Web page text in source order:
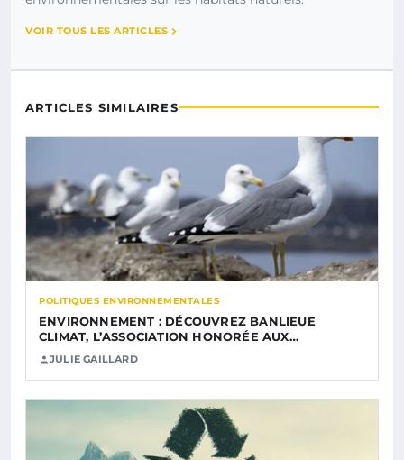
VOIR TOUS LES ARTICLES
ARTICLES SIMILAIRES
POLITIQUES ENVIRONNEMENTALES
ENVIRONNEMENT : DÉCOUVREZ BANLIEUE
CLIMAT, L’ASSOCIATION HONORÉE AUX…
JULIE GAILLARD